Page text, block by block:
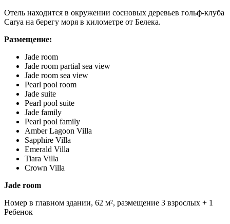
Отель находится в окружении сосновых деревьев гольф-клуба
Carya на берегу моря в километре от Белека.
Размещение:
Jade room
Jade room partial sea view
Jade room sea view
Pearl pool room
Jade suite
Pearl pool suite
Jade family
Pearl pool family
Amber Lagoon Villa
Sapphire Villa
Emerald Villa
Tiara Villa
Crown Villa
Jade room
Номер в главном здании, 62 м², размещение 3 взрослых + 1
Pебенок